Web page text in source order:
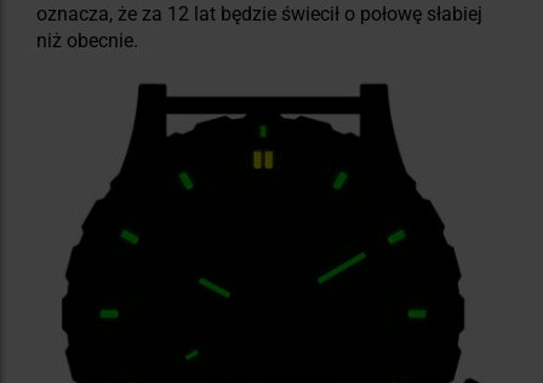
oznacza, że za 12 lat będzie świecił o połowę słabiej
niż obecnie.